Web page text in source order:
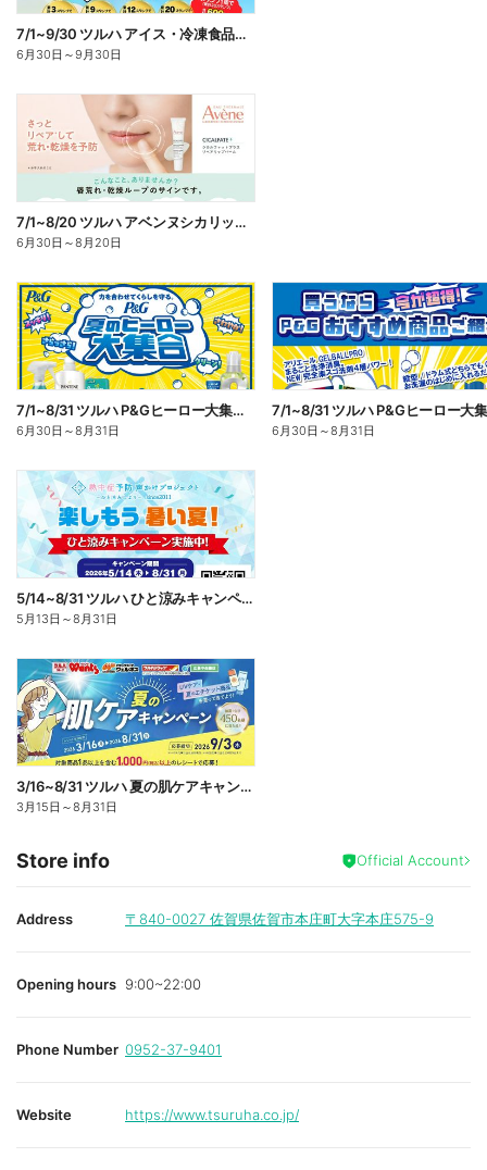
7/1~9/30 ツルハ アイス・冷凍食品スタンプラリーキャンペーン企画
6月30日 ～9月30日
7/1~8/20 ツルハ アベンヌシカリップ予約
6月30日 ～8月20日
7/1~8/31 ツルハ P&Gヒーロー大集合キャンペーン企画ー1
6月30日 ～8月31日 6月30日 ～8月31日
5/14~8/31 ツルハ ひと涼みキャンペーン
5月13日 ～8月31日
3/16~8/31 ツルハ 夏の肌ケアキャンペーン
3月15日 ～8月31日
Store info Official Account
Address 〒840-0027 佐賀県佐賀市本庄町大字本庄575-9
Opening hours 9:00~22:00
Phone Number 0952-37-9401
Website https://www.tsuruha.co.jp/